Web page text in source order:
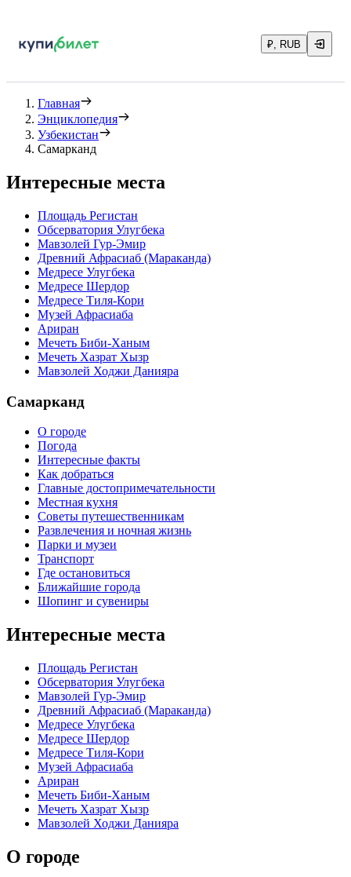
₽, RUB
Главная
Энциклопедия
Узбекистан
Самарканд
Интересные места
Площадь Регистан
Обсерватория Улугбека
Мавзолей Гур-Эмир
Древний Афрасиаб (Мараканда)
Медресе Улугбека
Медресе Шердор
Медресе Тиля-Кори
Музей Афрасиаба
Ариран
Мечеть Биби-Ханым
Мечеть Хазрат Хызр
Мавзолей Ходжи Данияра
Самарканд
О городе
Погода
Интересные факты
Как добраться
Главные достопримечательности
Местная кухня
Советы путешественникам
Развлечения и ночная жизнь
Парки и музеи
Транспорт
Где остановиться
Ближайшие города
Шопинг и сувениры
Интересные места
Площадь Регистан
Обсерватория Улугбека
Мавзолей Гур-Эмир
Древний Афрасиаб (Мараканда)
Медресе Улугбека
Медресе Шердор
Медресе Тиля-Кори
Музей Афрасиаба
Ариран
Мечеть Биби-Ханым
Мечеть Хазрат Хызр
Мавзолей Ходжи Данияра
О городе